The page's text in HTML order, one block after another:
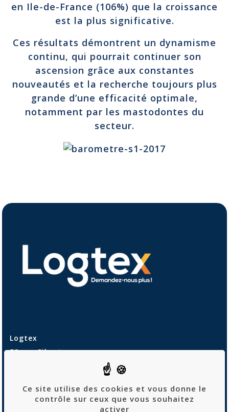
en Ile-de-France (106%) que la croissance
est la plus significative.
Ces résultats démontrent un dynamisme
continu, qui pourrait continuer son
ascension grâce aux constantes
nouveautés et la recherche toujours plus
grande d’une efficacité optimale,
notamment par les mastodontes du
secteur.
Logtex
53 rue Sibert
Ce site utilise des cookies et vous donne le
contrôle sur ceux que vous souhaitez
activer